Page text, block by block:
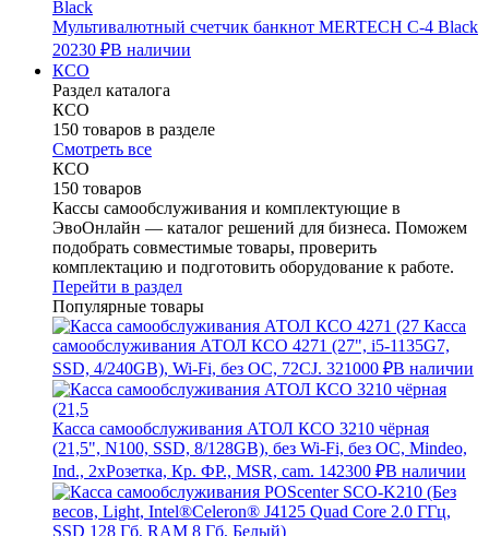
Мультивалютный счетчик банкнот MERTECH C-4 Black
20230 ₽В наличии
КСО
Раздел каталога
КСО
150 товаров в разделе
Смотреть все
КСО
150 товаров
Кассы самообслуживания и комплектующие в
ЭвоОнлайн — каталог решений для бизнеса. Поможем
подобрать совместимые товары, проверить
комплектацию и подготовить оборудование к работе.
Перейти в раздел
Популярные товары
Касса
самообслуживания АТОЛ КСО 4271 (27", i5-1135G7,
SSD, 4/240GB), Wi-Fi, без ОС, 72CJ. 321000 ₽В наличии
Касса самообслуживания АТОЛ КСО 3210 чёрная
(21,5", N100, SSD, 8/128GB), без Wi-Fi, без ОС, Mindeo,
Ind., 2хРозетка, Кр. ФР., MSR, cam. 142300 ₽В наличии